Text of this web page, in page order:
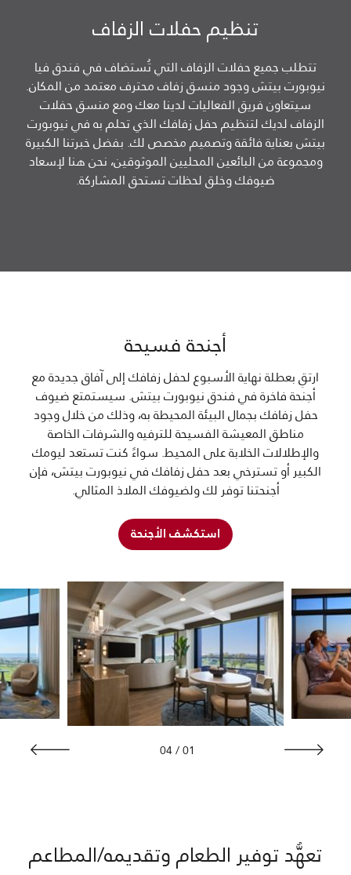
تنظيم حفلات الزفاف
تتطلب جميع حفلات الزفاف التي تُستضاف في فندق فيا
نيوبورت بيتش وجود منسق زفاف محترف معتمد من المكان.
سيتعاون فريق الفعاليات لدينا معك ومع منسق حفلات
الزفاف لديك لتنظيم حفل زفافك الذي تحلم به في نيوبورت
بيتش بعناية فائقة وتصميم مخصص لك. بفضل خبرتنا الكبيرة
ومجموعة من البائعين المحليين الموثوقين، نحن هنا لإسعاد
ضيوفك وخلق لحظات تستحق المشاركة.
أجنحة فسيحة
ارتقِ بعطلة نهاية الأسبوع لحفل زفافك إلى آفاق جديدة مع
أجنحة فاخرة في فندق نيوبورت بيتش. سيستمتع ضيوف
حفل زفافك بجمال البيئة المحيطة به، وذلك من خلال وجود
مناطق المعيشة الفسيحة للترفيه والشرفات الخاصة
والإطلالات الخلابة على المحيط. سواءً كنت تستعد ليومك
الكبير أو تسترخي بعد حفل زفافك في نيوبورت بيتش، فإن
أجنحتنا توفر لك ولضيوفك الملاذ المثالي.
استكشف الأجنحة
01
/
04
تعهُّد توفير الطعام وتقديمه/المطاعم